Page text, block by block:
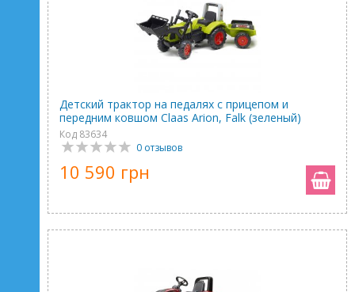
Детский трактор на педалях с прицепом и
передним ковшом Claas Arion, Falk (зеленый)
Код 83634
0 отзывов
10 590 грн